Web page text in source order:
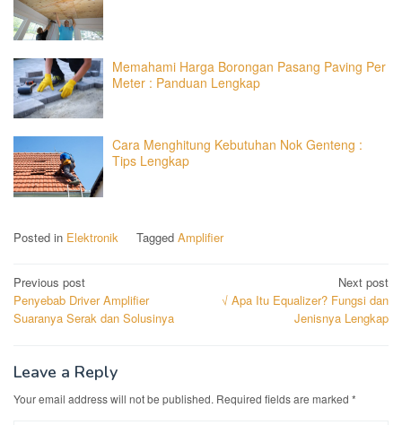
Memahami Harga Borongan Pasang Paving Per
Meter : Panduan Lengkap
Cara Menghitung Kebutuhan Nok Genteng :
Tips Lengkap
Posted in Elektronik Tagged Amplifier
Post
navigation
Previous post
Penyebab Driver Amplifier
Suaranya Serak dan Solusinya
Next post
√ Apa Itu Equalizer? Fungsi dan
Jenisnya Lengkap
Leave a Reply
Your email address will not be published. Required fields are marked *